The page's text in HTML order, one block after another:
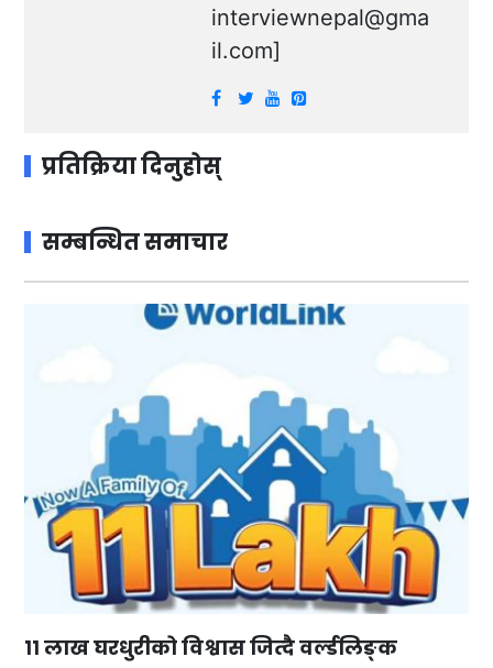
interviewnepal@gma
il.com]
प्रतिक्रिया दिनुहोस्
सम्बन्धित समाचार
११ लाख घरधुरीको विश्वास जित्दै वर्ल्डलिङ्क